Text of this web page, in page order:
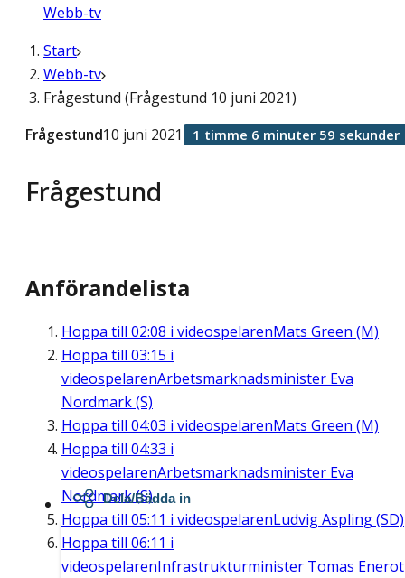
Webb-tv
Start
Webb-tv
Frågestund (Frågestund 10 juni 2021)
Frågestund
Frågestund10 juni 2021 1 timme 6 minuter 59 sekunder
Anförandelista
Hoppa till 02:08 i videospelarenMats Green (M)
Hoppa till 03:15 i
videospelarenArbetsmarknadsminister Eva
Nordmark (S)
Hoppa till 04:03 i videospelarenMats Green (M)
Hoppa till 04:33 i
videospelarenArbetsmarknadsminister Eva
Nordmark (S)
Hoppa till 05:11 i videospelarenLudvig Aspling (SD)
Hoppa till 06:11 i
videospelarenInfrastrukturminister Tomas
Dela/Bädda in